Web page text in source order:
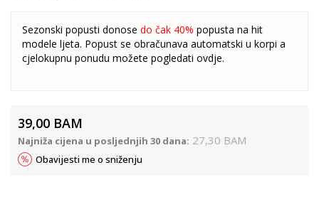
Sezonski popusti donose do čak 40% popusta na hit
modele ljeta. Popust se obračunava automatski u korpi a
cjelokupnu ponudu možete pogledati ovdje.
39,00 BAM
Najniža cijena u posljednjih 30 dana: 27,30 BAM
Obavijesti me o sniženju